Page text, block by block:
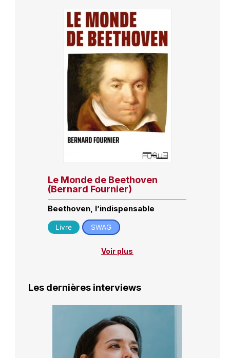
Le Monde de Beethoven
(Bernard Fournier)
Beethoven, l’indispensable
Livre SWAG
Voir plus
Les dernières interviews